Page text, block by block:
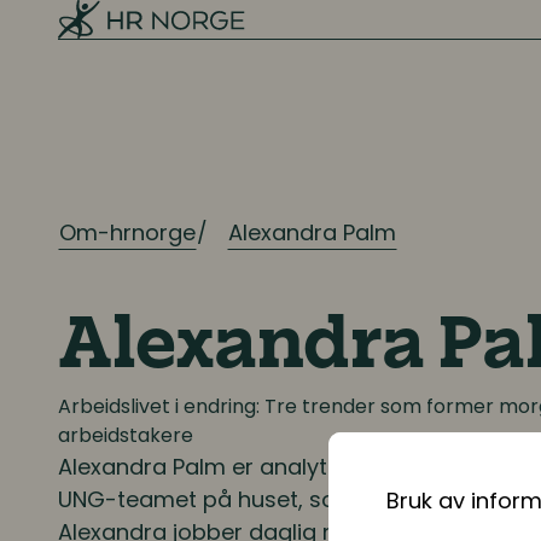
Bruk av
Mangfold og inkludering
Ressursplanlegging
Rekruttering
Onboarding
Kompetanse
Kompetanse- og talentledelse
Om-hrnorge Alexandra Palm
Alexandra
Arbeidslivet i endring: Tre trender som former
arbeidstakere
Alexandra Palm er analytiker i Opinion. Her
UNG-teamet på huset, som står bak
Alexandra jobber daglig med å forstå